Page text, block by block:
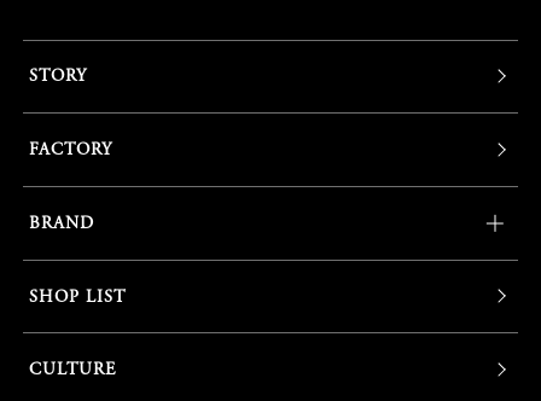
STORY
FACTORY
BRAND
SHOP LIST
CULTURE